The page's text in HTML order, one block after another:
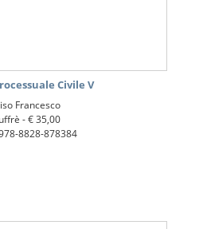
Civile V
Francesco
-€ 35,00
8828-878384